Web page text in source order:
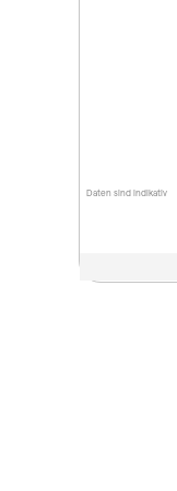
Daten sind indikativ